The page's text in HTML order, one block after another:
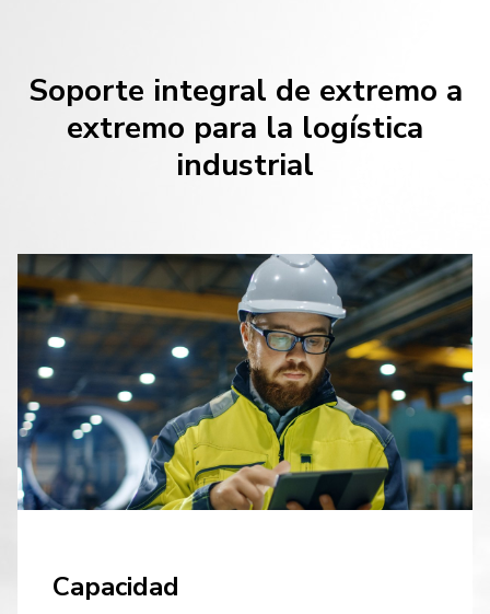
Soporte integral de extremo a
extremo para la logística
industrial
Capacidad